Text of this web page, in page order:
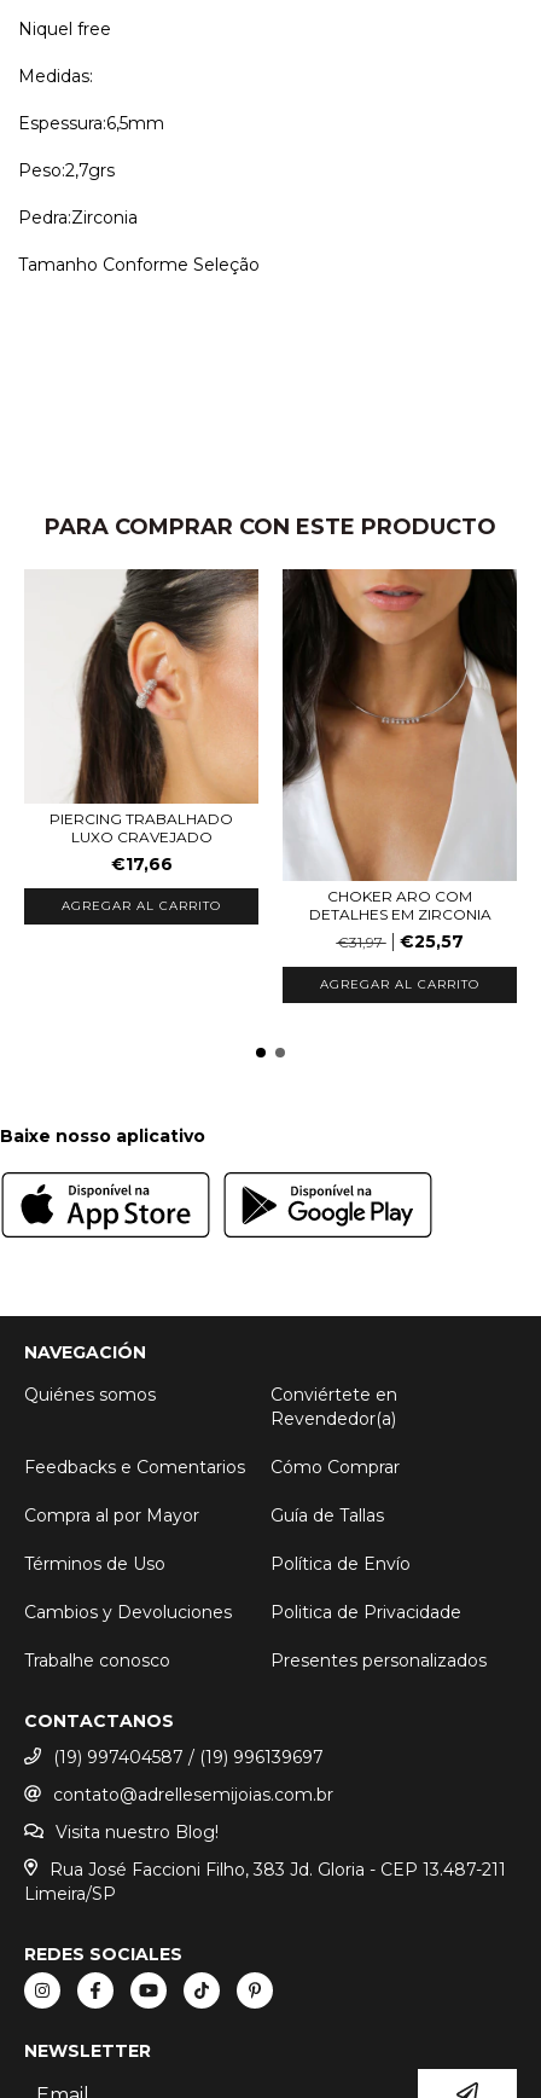
Niquel free
Medidas:
Espessura:6,5mm
Peso:2,7grs
Pedra:Zirconia
Tamanho Conforme Seleção
PARA COMPRAR CON ESTE PRODUCTO
PIERCING TRABALHADO
LUXO CRAVEJADO
€17,66
AGREGAR AL CARRITO
CHOKER ARO COM
DETALHES EM ZIRCONIA
€31,97
€25,57
AGREGAR AL CARRITO
Baixe nosso aplicativo
NAVEGACIÓN
Quiénes somos
Conviértete en
Revendedor(a)
Feedbacks e Comentarios Cómo Comprar
Compra al por Mayor Guía de Tallas
Términos de Uso Política de Envío
Cambios y Devoluciones Politica de Privacidade
Trabalhe conosco Presentes personalizados
CONTACTANOS
(19) 997404587 / (19) 996139697
contato@adrellesemijoias.com.br
Visita nuestro Blog!
Rua José Faccioni Filho, 383 Jd. Gloria - CEP 13.487-211
Limeira/SP
REDES SOCIALES
NEWSLETTER